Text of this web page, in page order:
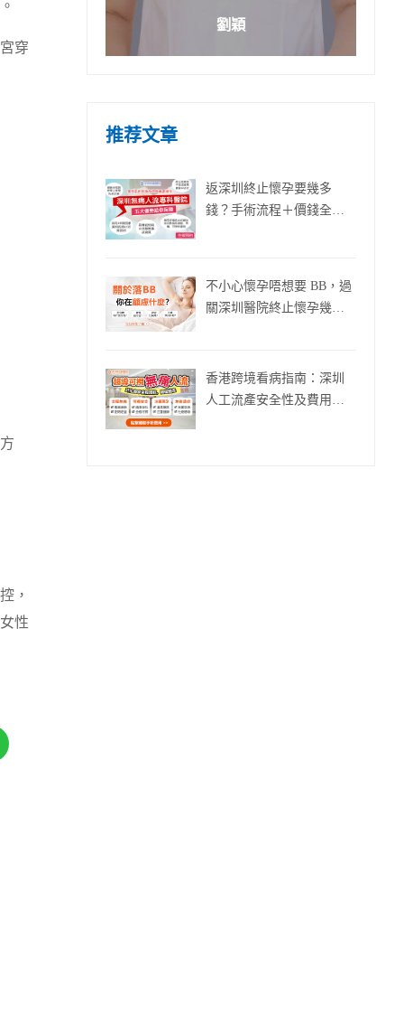
穿
，
性
劉穎
推荐文章
返深圳終止懷孕要幾多
錢？手術流程＋價錢全攻
不小心懷孕唔想要 BB，過
關深圳醫院終止懷孕幾多
香港跨境看病指南：深圳
人工流產安全性及費用全